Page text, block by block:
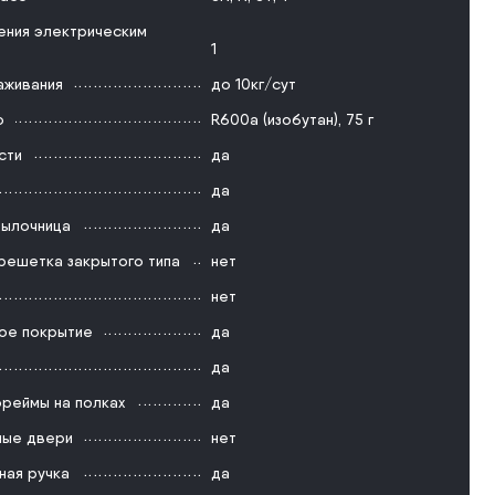
электрическим
1
до 10кг/сут
R600a (изобутан), 75 г
да
да
да
закрытого типа
нет
нет
покрытие
да
да
на полках
да
двери
нет
ручка
да